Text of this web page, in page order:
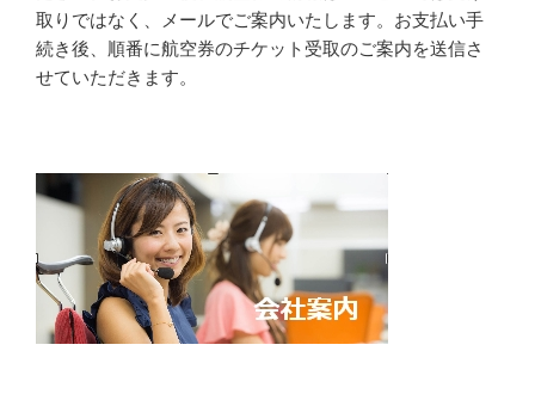
取りではなく、メールでご案内いたします。お支払い手
続き後、順番に航空券のチケット受取のご案内を送信さ
せていただきます。